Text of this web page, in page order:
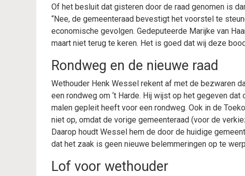
Of het besluit dat gisteren door de raad genomen is
“Nee, de gemeenteraad bevestigt het voorstel te
economische gevolgen. Gedeputeerde Marijke van
maart niet terug te keren. Het is goed dat wij deze
Rondweg en de nieuwe raad
Wethouder Henk Wessel rekent af met de bezwaren
een rondweg om ‘t Harde. Hij wijst op het gegeven
malen gepleit heeft voor een rondweg. Ook in de
niet op, omdat de vorige gemeenteraad (voor de
Daarop houdt Wessel hem de door de huidige
dat het zaak is geen nieuwe belemmeringen op te
Lof voor wethouder